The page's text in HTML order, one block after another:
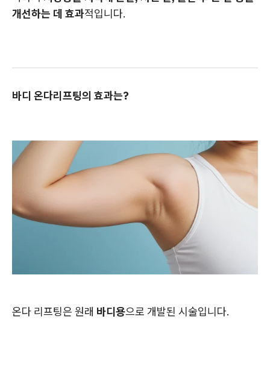
개선하는 데 효과적입니다.
바디 온다리프팅의 효과는?
온다 리프팅은 원래 바디용으로 개발된 시술입니다.